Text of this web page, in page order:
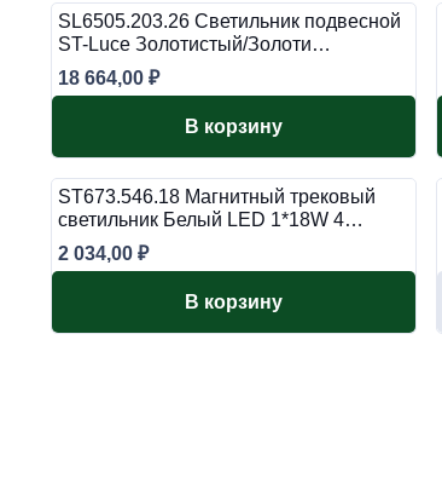
SL6505.203.26 Светильник подвесной
ST-Luce Золотистый/Золоти…
18 664,00 ₽
В корзину
ST673.546.18 Магнитный трековый
светильник Белый LED 1*18W 4…
2 034,00 ₽
В корзину